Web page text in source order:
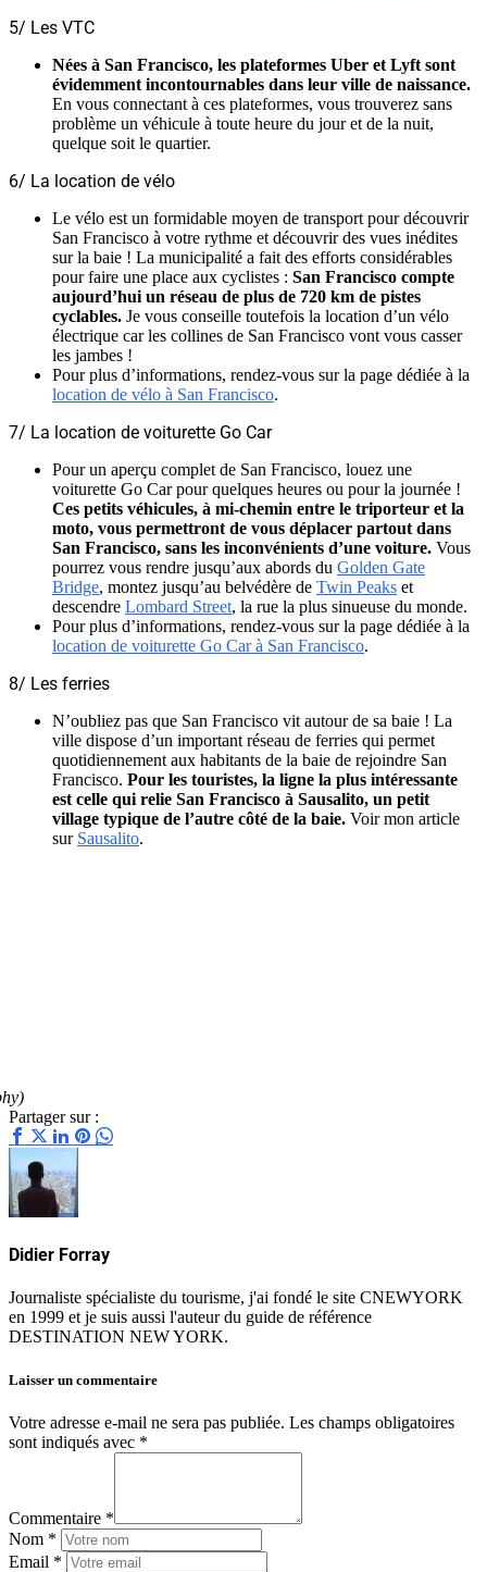
5/ Les VTC
Nées à San Francisco, les plateformes Uber et Lyft sont
évidemment incontournables dans leur ville de naissance.
En vous connectant à ces plateformes, vous trouverez sans
problème un véhicule à toute heure du jour et de la nuit,
quelque soit le quartier.
6/ La location de vélo
Le vélo est un formidable moyen de transport pour découvrir
San Francisco à votre rythme et découvrir des vues inédites
sur la baie ! La municipalité a fait des efforts considérables
pour faire une place aux cyclistes : San Francisco compte
aujourd’hui un réseau de plus de 720 km de pistes
cyclables. Je vous conseille toutefois la location d’un vélo
électrique car les collines de San Francisco vont vous casser
les jambes !
Pour plus d’informations, rendez-vous sur la page dédiée à la
location de vélo à San Francisco.
7/ La location de voiturette Go Car
Pour un aperçu complet de San Francisco, louez une
voiturette Go Car pour quelques heures ou pour la journée !
Ces petits véhicules, à mi-chemin entre le triporteur et la
moto, vous permettront de vous déplacer partout dans
San Francisco, sans les inconvénients d’une voiture. Vous
pourrez vous rendre jusqu’aux abords du Golden Gate
Bridge, montez jusqu’au belvédère de Twin Peaks et
descendre Lombard Street, la rue la plus sinueuse du monde.
Pour plus d’informations, rendez-vous sur la page dédiée à la
location de voiturette Go Car à San Francisco.
8/ Les ferries
N’oubliez pas que San Francisco vit autour de sa baie ! La
ville dispose d’un important réseau de ferries qui permet
quotidiennement aux habitants de la baie de rejoindre San
Francisco. Pour les touristes, la ligne la plus intéressante
est celle qui relie San Francisco à Sausalito, un petit
village typique de l’autre côté de la baie. Voir mon article
sur Sausalito.
Partager sur :
Didier Forray
Journaliste spécialiste du tourisme, j'ai fondé le site CNEWYORK
en 1999 et je suis aussi l'auteur du guide de référence
DESTINATION NEW YORK.
Laisser un commentaire
Votre adresse e-mail ne sera pas publiée. Les champs obligatoires
sont indiqués avec *
Commentaire *
Nom *
Email *